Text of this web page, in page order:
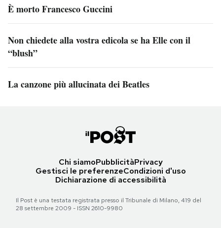
È morto Francesco Guccini
Non chiedete alla vostra edicola se ha Elle con il
“blush”
La canzone più allucinata dei Beatles
Chi siamoPubblicitàPrivacy
Gestisci le preferenzeCondizioni d'uso
Dichiarazione di accessibilità
Il Post è una testata registrata presso il Tribunale di Milano, 419 del
28 settembre 2009 - ISSN 2610-9980